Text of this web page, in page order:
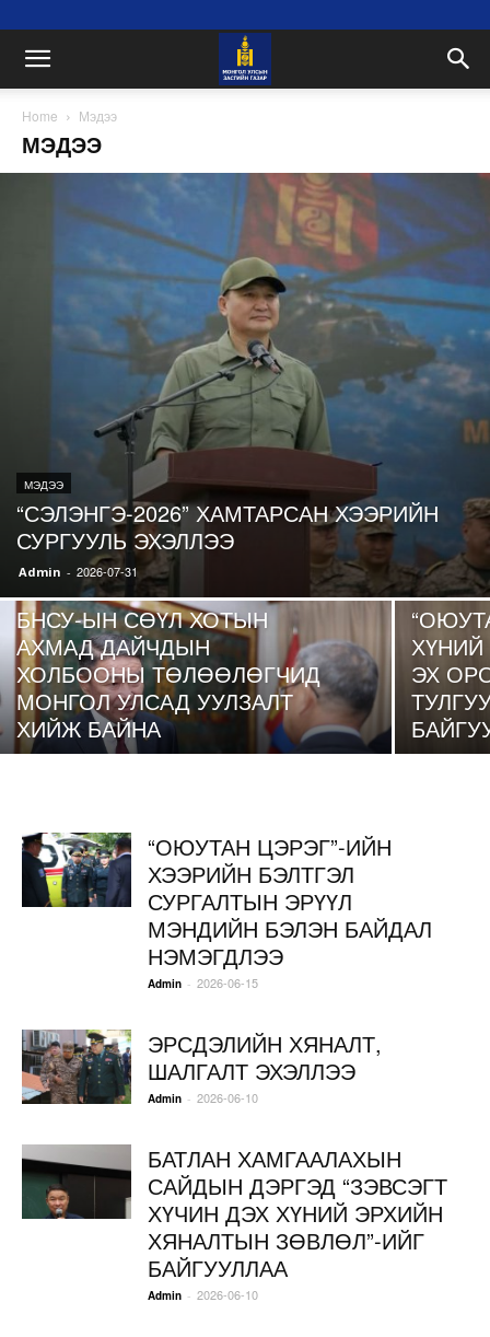
Home Мэдээ
МЭДЭЭ
МЭДЭЭ
“СЭЛЭНГЭ-2026” ХАМТАРСАН ХЭЭРИЙН
СУРГУУЛЬ ЭХЭЛЛЭЭ
Admin - 2026-07-31
БНСУ-ЫН СӨҮЛ ХОТЫН
АХМАД ДАЙЧДЫН
ХОЛБООНЫ ТӨЛӨӨЛӨГЧИД
МОНГОЛ УЛСАД УУЛЗАЛТ
ХИЙЖ БАЙНА
МЭДЭЭ
ЭХ
“ОЮУТАН ЦЭРЭГ”-ИЙН
ХЭЭРИЙН БЭЛТГЭЛ
СУРГАЛТЫН ЭРҮҮЛ
МЭНДИЙН БЭЛЭН БАЙДАЛ
НЭМЭГДЛЭЭ
Admin - 2026-06-15
ЭРСДЭЛИЙН ХЯНАЛТ,
ШАЛГАЛТ ЭХЭЛЛЭЭ
Admin - 2026-06-10
БАТЛАН ХАМГААЛАХЫН
САЙДЫН ДЭРГЭД “ЗЭВСЭГТ
ХҮЧИН ДЭХ ХҮНИЙ ЭРХИЙН
ХЯНАЛТЫН ЗӨВЛӨЛ”-ИЙГ
БАЙГУУЛЛАА
Admin - 2026-06-10